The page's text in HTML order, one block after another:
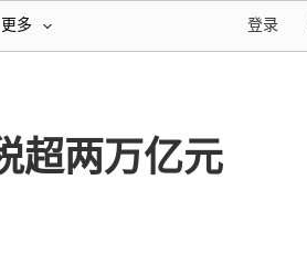
更多 登录
超两万亿元